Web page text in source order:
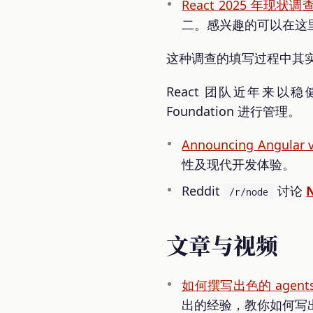
React 2025 年现状调
二。感兴趣的可以在
这种调查的填写过程中其
React 团队近年来以稳
Foundation 进行管理。
Announcing Angular
性及现代开发体验。
Reddit
/r/node 讨论
文章与视频
如何撰写出色的
出的经验，教你如何